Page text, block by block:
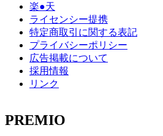
楽●天
ライセンシー提携
特定商取引に関する表記
プライバシーポリシー
広告掲載について
採用情報
リンク
PREMIO